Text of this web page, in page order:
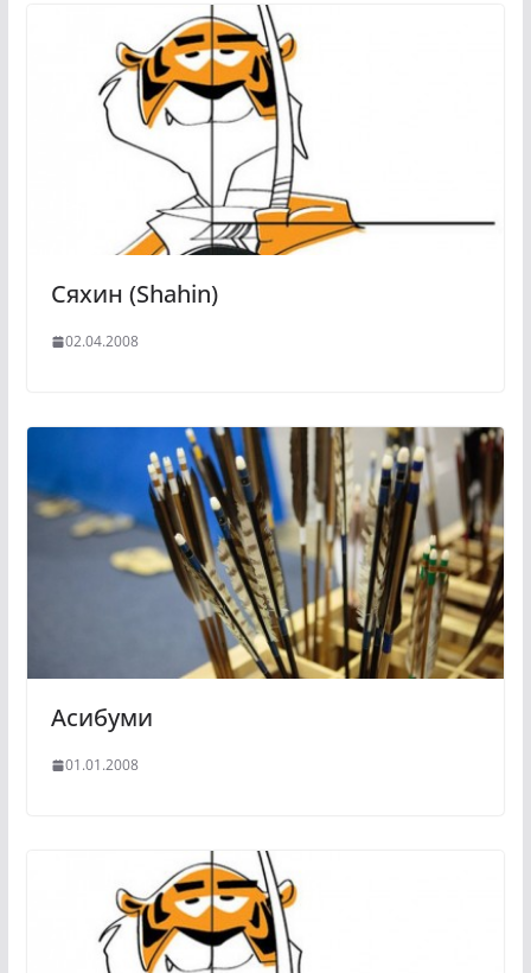
Сяхин (Shahin)
02.04.2008
Асибуми
01.01.2008